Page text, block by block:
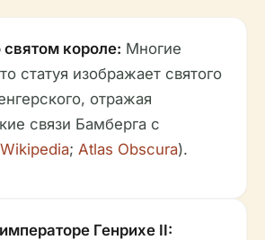
святом короле: Многие
статуя изображает святого
отражая
связи Бамберга с
Wikipedia; Atlas Obscura).
Генрихе II: